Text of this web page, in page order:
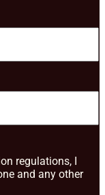
regulations, I
and any other